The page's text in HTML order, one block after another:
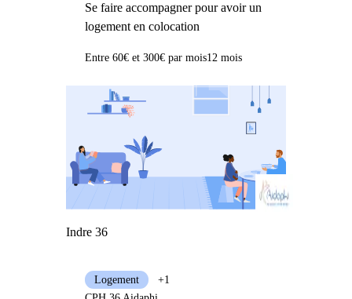
Se faire accompagner pour avoir un
logement en colocation
Entre 60€ et 300€ par mois12 mois
Indre 36
Logement
+1